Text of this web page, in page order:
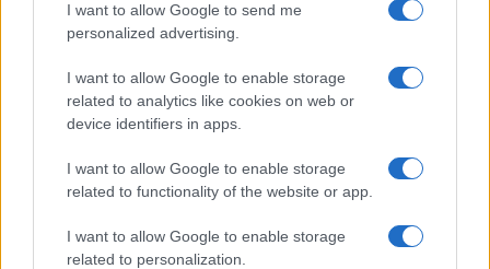
I want to allow Google to send me
personalized advertising.
I want to allow Google to enable storage
related to analytics like cookies on web or
device identifiers in apps.
I want to allow Google to enable storage
related to functionality of the website or app.
I want to allow Google to enable storage
related to personalization.
ASSICURAZIONI ONLINE